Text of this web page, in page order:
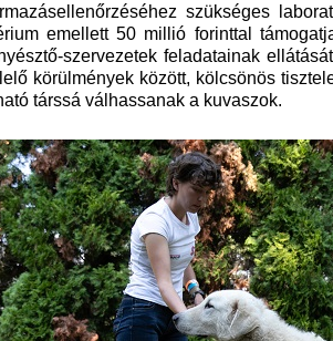
szükséges
emellett 50 millió forinttal
szervezetek feladatainak
körülmények között, kölcsönös
társsá válhassanak a kuvaszok.